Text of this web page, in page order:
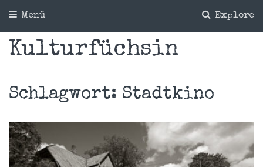
Explore
Menü
Kulturfüchsin
Schlagwort: Stadtkino